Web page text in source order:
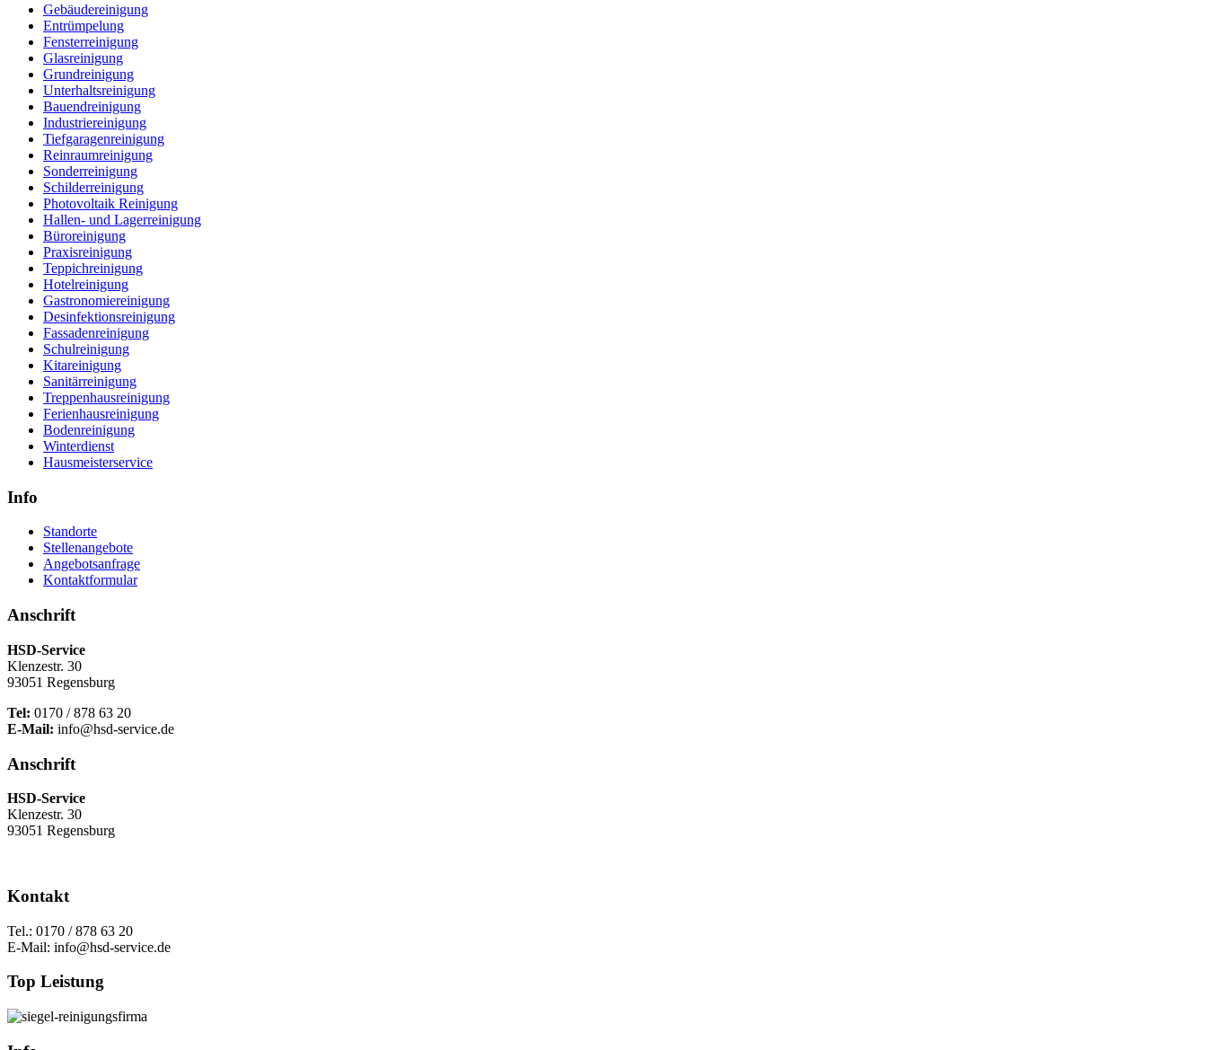
Gebäudereinigung
Entrümpelung
Fensterreinigung
Glasreinigung
Grundreinigung
Unterhaltsreinigung
Bauendreinigung
Industriereinigung
Tiefgaragenreinigung
Reinraumreinigung
Sonderreinigung
Schilderreinigung
Photovoltaik Reinigung
Hallen- und Lagerreinigung
Büroreinigung
Praxisreinigung
Teppichreinigung
Hotelreinigung
Gastronomiereinigung
Desinfektionsreinigung
Fassadenreinigung
Schulreinigung
Kitareinigung
Sanitärreinigung
Treppenhausreinigung
Ferienhausreinigung
Bodenreinigung
Winterdienst
Hausmeisterservice
Info
Standorte
Stellenangebote
Angebotsanfrage
Kontaktformular
Anschrift
HSD-Service
Klenzestr. 30
93051 Regensburg
Tel: 0170 / 878 63 20
E-Mail: info@hsd-service.de
Anschrift
HSD-Service
Klenzestr. 30
93051 Regensburg
Kontakt
Tel.: 0170 / 878 63 20
E-Mail: info@hsd-service.de
Top Leistung